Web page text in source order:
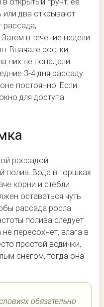
или два открывают
рассада,
в течение недели
Вначале ростки
них не попадали
3-4 дня рассаду
постоянно. Если
для доступа
рассадой
полив. Вода в горшках
корни и стебли
оставаться чуть
рассада росла
полива следует
пересохнет, влага в
простой водички,
снегом, тогда она
обязательно